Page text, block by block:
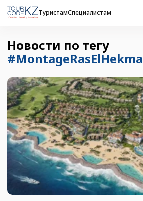
ТуристамСпециалистам
Новости по тегу
#MontageRasElHekma